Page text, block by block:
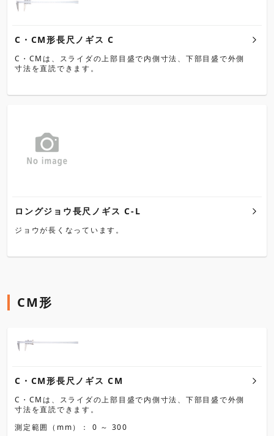
C・CM形長尺ノギス C
C・CMは、スライダの上部目盛で内側寸法、下部目盛で外側
寸法を直読できます。
ロングジョウ長尺ノギス C-L
ジョウが長くなっています。
CM形
C・CM形長尺ノギス CM
C・CMは、スライダの上部目盛で内側寸法、下部目盛で外側
寸法を直読できます。
測定範囲（mm）： 0 ～ 300